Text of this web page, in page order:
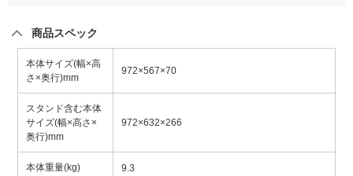
商品スペック
本体サイズ(幅×高
さ×奥行)mm
972×567×70
スタンド含む本体
サイズ(幅×高さ×
奥行)mm
972×632×266
本体重量(kg) 9.3